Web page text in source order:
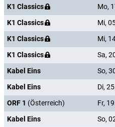
K1 Classics
Mo,
K1 Classics
Mi,
K1 Classics
Mi,
K1 Classics
Sa,
Kabel Eins
So,
Kabel Eins
Di,
ORF 1 (Österreich) Fr,
Kabel Eins
So,